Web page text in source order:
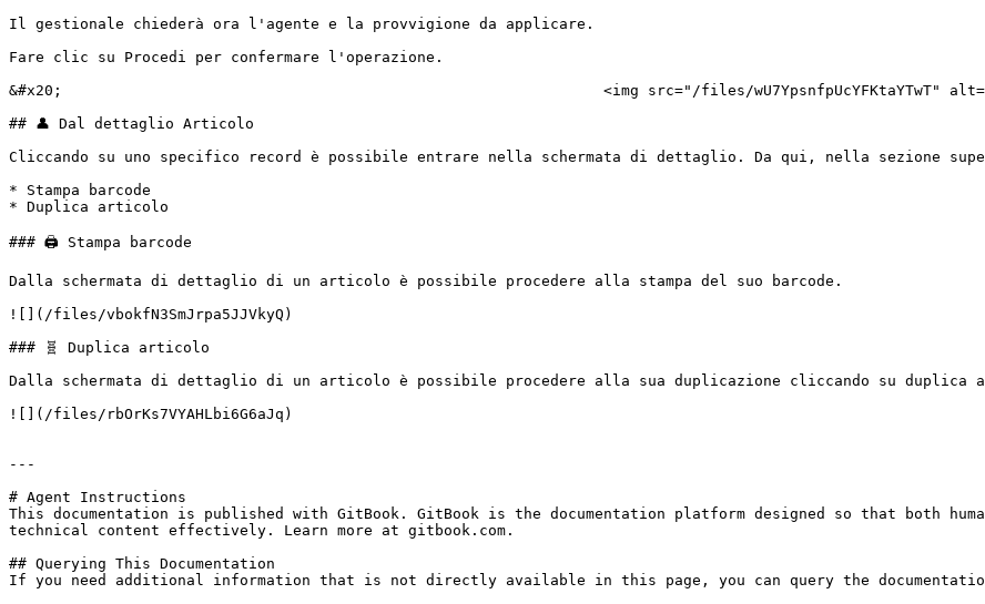
Il gestionale chiederà ora l'agente e la provvigione da applicare.
Fare clic su Procedi per confermare l'operazione.
&#x20;                                                             <img src="/files/wU7YpsnfpUcYFKtaYTwT"
## 👤 Dal dettaglio Articolo
Cliccando su uno specifico record è possibile entrare nella schermata di dettaglio. Da qui, nella sezione
* Stampa barcode
* Duplica articolo
### 🖨️ Stampa barcode
Dalla schermata di dettaglio di un articolo è possibile procedere alla stampa del suo barcode.
![](/files/vbokfN3SmJrpa5JJVkyQ)
### 🧬 Duplica articolo
Dalla schermata di dettaglio di un articolo è possibile procedere alla sua duplicazione cliccando su duplica
![](/files/rbOrKs7VYAHLbi6G6aJq)
---
# Agent Instructions
This documentation is published with GitBook. GitBook is the documentation platform designed so that both
technical content effectively. Learn more at gitbook.com.
## Querying This Documentation
If you need additional information that is not directly available in this page, you can query the